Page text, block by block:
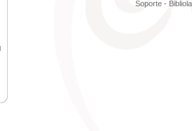
Soporte -